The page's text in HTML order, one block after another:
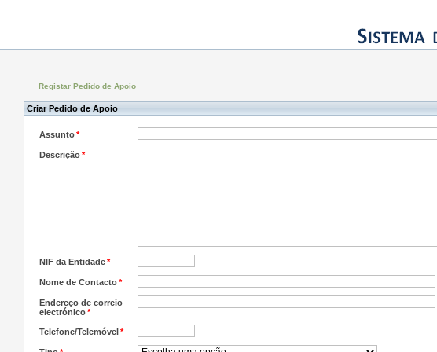
Registar Pedido de Apoio
Criar Pedido de Apoio
Assunto*
Descrição*
NIF da Entidade*
Nome de Contacto*
Endereço de correio
electrónico*
Telefone/Telemóvel*